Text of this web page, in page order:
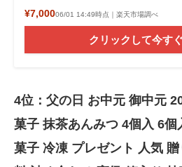
¥7,00006/01 14:49時点｜楽天市場調べ
クリックして今す
4位：父の日 お中元 御中元
菓子 抹茶あんみつ 4個入 6個
菓子 冷凍 プレゼント 人気